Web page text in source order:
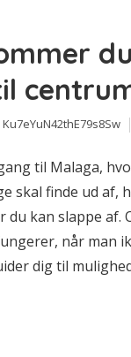
Ku7eYuN42thE79s8Sw
til Malaga,
skal finde ud
du kan slappe af.
når man
dig til